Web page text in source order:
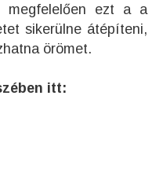
ezt a a
sikerülne átépíteni,
örömet.
itt: